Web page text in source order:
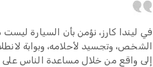
في ليندا كارز، نؤمن بأن السيارة
الشخص، وتجسيد لأحلامه، وبوابة
إلى واقع من خلال مساعدة الناس على